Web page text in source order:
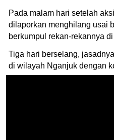
Pada malam hari setelah
dilaporkan menghilang usai
berkumpul rekan-rekannya
Tiga hari berselang,
di wilayah Nganjuk dengan